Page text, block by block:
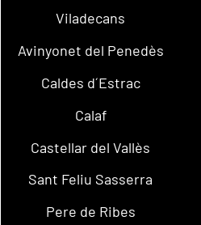
Viladecans
Avinyonet del Penedès
Caldes d´Estrac
Calaf
Castellar del Vallès
Sant Feliu Sasserra
Pere de Ribes